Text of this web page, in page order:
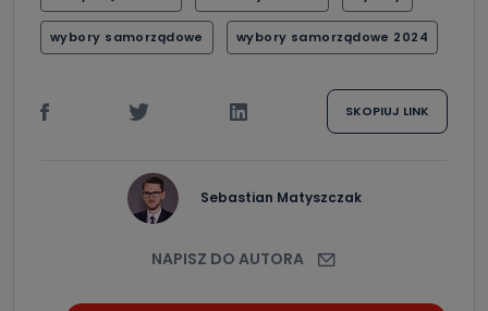
wybory samorządowe wybory samorządowe 2024
SKOPIUJ LINK
Sebastian Matyszczak
NAPISZ DO AUTORA